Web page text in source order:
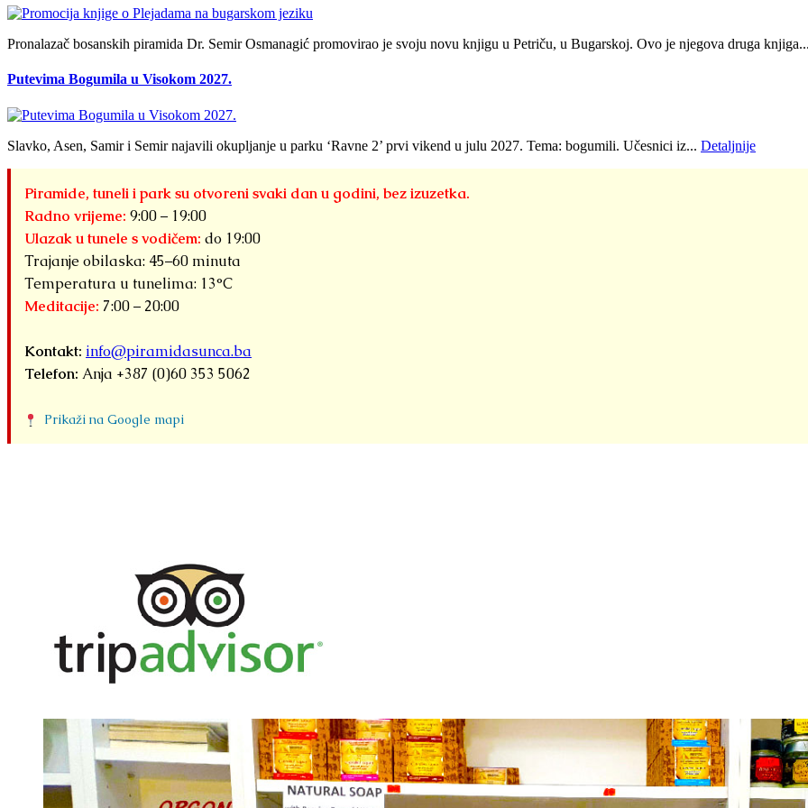
Pronalazač bosanskih piramida Dr. Semir Osmanagić promovirao je svoju novu knjigu u Petriču, u Bugarskoj. Ovo je njegova druga knjiga...
Putevima Bogumila u Visokom 2027.
Slavko, Asen, Samir i Semir najavili okupljanje u parku ‘Ravne 2’ prvi vikend u julu 2027. Tema: bogumili. Učesnici iz... Detaljnije
Piramide, tuneli i park su otvoreni svaki dan u godini, bez izuzetka.
Radno vrijeme: 9:00 – 19:00
Ulazak u tunele s vodičem: do 19:00
Trajanje obilaska: 45–60 minuta
Temperatura u tunelima: 13°C
Meditacije: 7:00 – 20:00
Kontakt: info@piramidasunca.ba
Telefon: Anja +387 (0)60 353 5062
Prikaži na Google mapi